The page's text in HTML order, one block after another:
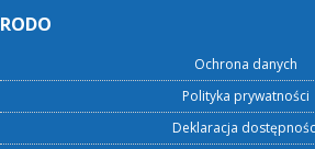
RODO
Ochrona danych
Polityka prywatności
Deklaracja